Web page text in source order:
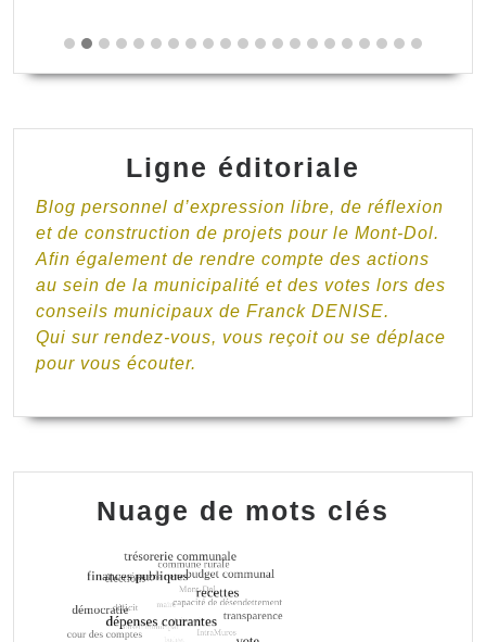
Ligne éditoriale
Blog personnel d’expression libre, de réflexion
et de construction de projets pour le Mont-Dol.
Afin également de rendre compte des actions
au sein de la municipalité et des votes lors des
conseils municipaux de Franck DENISE.
Qui sur rendez-vous, vous reçoit ou se déplace
pour vous écouter.
Nuage de mots clés